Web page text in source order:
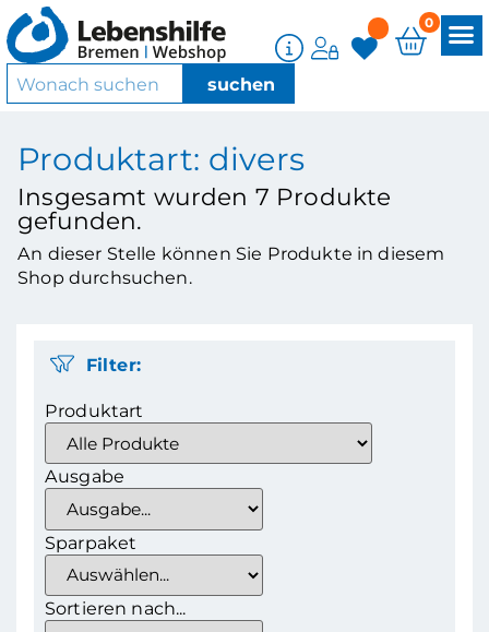
0
Produktart: divers
Insgesamt wurden 7 Produkte
gefunden.
An dieser Stelle können Sie Produkte in diesem
Shop durchsuchen.
Filter:
Produktart
Ausgabe
Sparpaket
Sortieren nach...